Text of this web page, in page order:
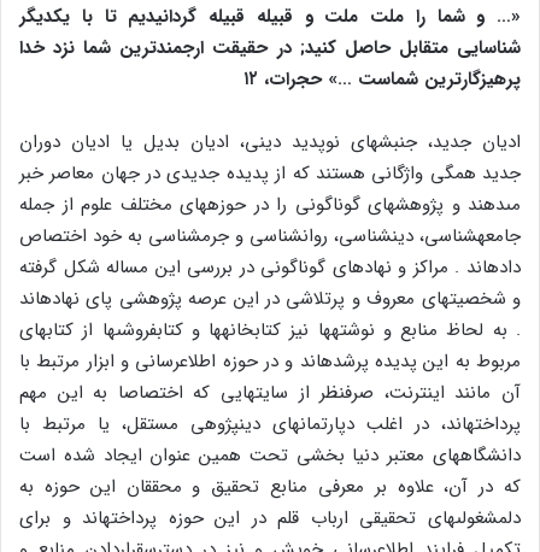
«… و شما را ملت ملت و قبیله قبیله گردانیدیم تا با یکدیگر
شناسایى متقابل حاصل کنید; در حقیقت ارجمندترین شما نزد خدا
پرهیزگارترین شماست …» حجرات، ۱۲
ادیان جدید، جنبش‏هاى نوپدید دینى، ادیان بدیل یا ادیان دوران
جدید همگى واژگانى هستند که از پدیده جدیدى در جهان معاصر خبر
مى‏دهند و پژوهش‏هاى گوناگونى را در حوزه‏هاى مختلف علوم از جمله
جامعه‏شناسى، دین‏شناسى، روان‏شناسى و جرم‏شناسى به خود اختصاص
داده‏اند . مراکز و نهادهاى گوناگونى در بررسى این مساله شکل گرفته
و شخصیت‏هاى معروف و پرتلاشى در این عرصه پژوهشى پاى نهاده‏اند
. به لحاظ منابع و نوشته‏ها نیز کتابخانه‏ها و کتابفروشى‏ها از کتاب‏هاى
مربوط به این پدیده پرشده‏اند و در حوزه اطلاع‏رسانى و ابزار مرتبط با
آن مانند اینترنت، صرف‏نظر از سایت‏هایى که اختصاصا به این مهم
پرداخته‏اند، در اغلب دپارتمان‏هاى دین‏پژوهى مستقل، یا مرتبط با
دانشگاه‏هاى معتبر دنیا بخشى تحت همین عنوان ایجاد شده است
که در آن، علاوه بر معرفى منابع تحقیق و محققان این حوزه به
دل‏مشغولى‏هاى تحقیقى ارباب قلم در این حوزه پرداخته‏اند و براى